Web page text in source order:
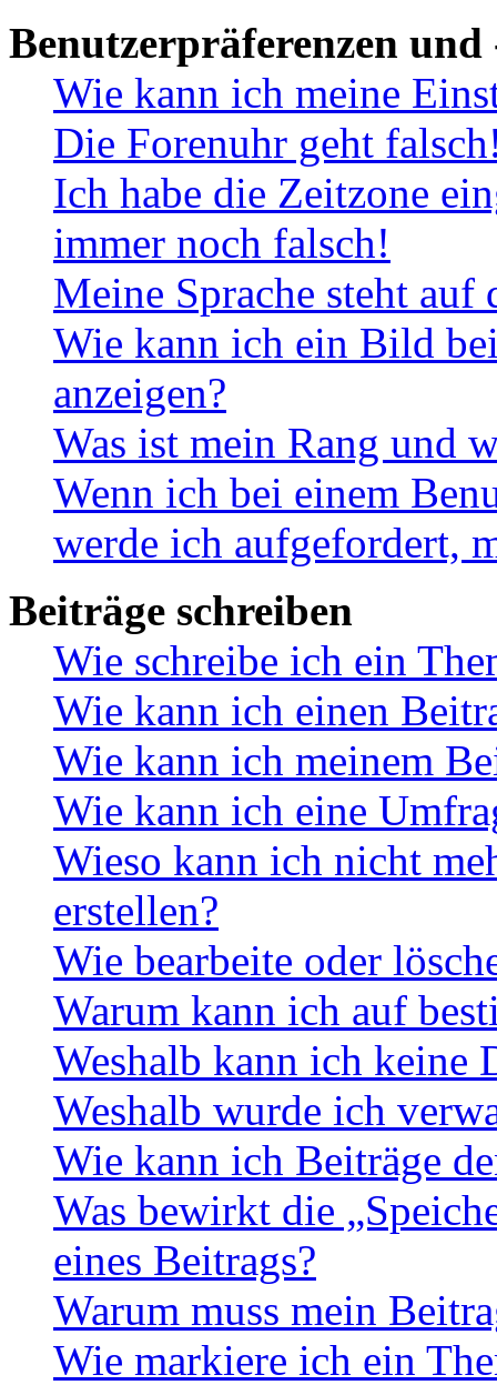
Benutzerpräferenzen und
Wie kann ich meine
Die Forenuhr geht
Ich habe die Zeitzone
immer noch falsch!
Meine Sprache steht
Wie kann ich ein Bild
anzeigen?
Was ist mein Rang und
Wenn ich bei einem
werde ich aufgefordert,
Beiträge schreiben
Wie schreibe ich ein
Wie kann ich einen
Wie kann ich meinem
Wie kann ich eine
Wieso kann ich nicht
erstellen?
Wie bearbeite oder
Warum kann ich auf
Weshalb kann ich keine
Weshalb wurde ich
Wie kann ich Beiträge
Was bewirkt die
eines Beitrags?
Warum muss mein
Wie markiere ich ein